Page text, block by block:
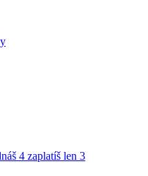
4 zaplatíš len 3